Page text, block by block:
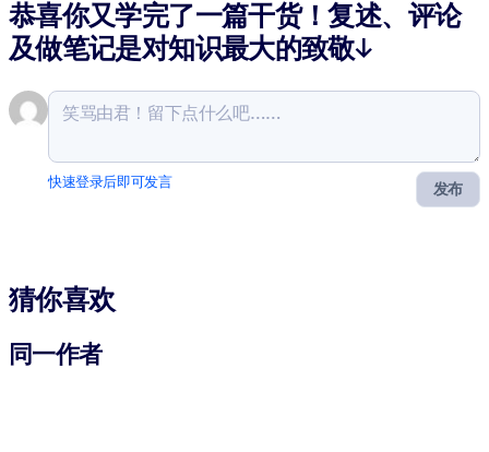
恭喜你又学完了一篇干货！复述、评论
及做笔记是对知识最大的致敬↓
发布
快速登录后即可发言
猜你喜欢
同一作者